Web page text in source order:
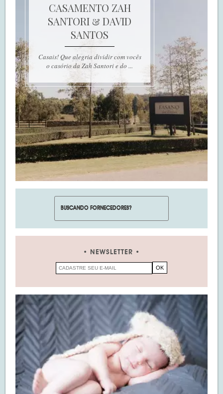
CASAMENTO ZAH
SANTORI & DAVID
SANTOS
Casais! Que alegria dividir com vocês
o casório da Zah Santori e do ...
NEWSLETTER